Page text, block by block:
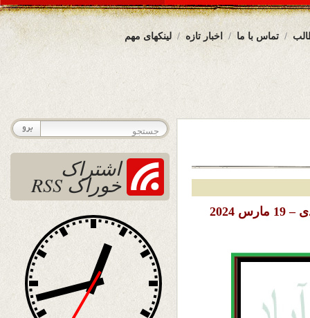
لینکهای مهم اخبار تازه تماس با ما
تاریخ نشر: سه شنبه 29 حوت (اسفند) 1402 خورشیدی – 19 مارس 2024
اشتراک
خوراک RSS